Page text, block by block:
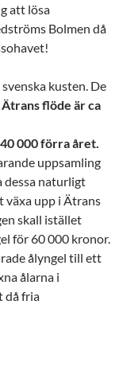
att lösa
Bolmen då
kusten. De
Ätrans flöde är ca
000 förra året.
uppsamling
dessa naturligt
växa upp i Ätrans
skall istället
för 60 000 kronor.
ålyngel till ett
ålarna i
då fria